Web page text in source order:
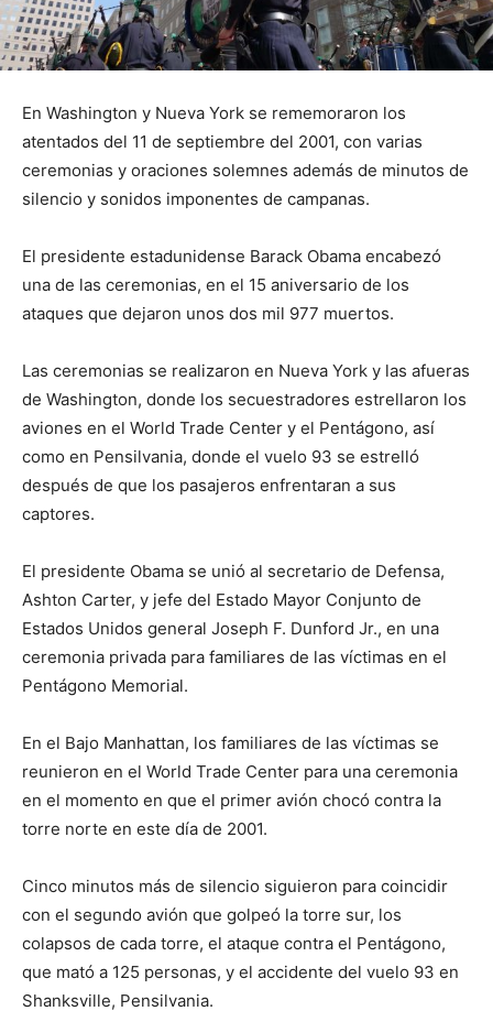
En Washington y Nueva York se rememoraron los
atentados del 11 de septiembre del 2001, con varias
ceremonias y oraciones solemnes además de minutos de
silencio y sonidos imponentes de campanas.
El presidente estadunidense Barack Obama encabezó
una de las ceremonias, en el 15 aniversario de los
ataques que dejaron unos dos mil 977 muertos.
Las ceremonias se realizaron en Nueva York y las afueras
de Washington, donde los secuestradores estrellaron los
aviones en el World Trade Center y el Pentágono, así
como en Pensilvania, donde el vuelo 93 se estrelló
después de que los pasajeros enfrentaran a sus
captores.
El presidente Obama se unió al secretario de Defensa,
Ashton Carter, y jefe del Estado Mayor Conjunto de
Estados Unidos general Joseph F. Dunford Jr., en una
ceremonia privada para familiares de las víctimas en el
Pentágono Memorial.
En el Bajo Manhattan, los familiares de las víctimas se
reunieron en el World Trade Center para una ceremonia
en el momento en que el primer avión chocó contra la
torre norte en este día de 2001.
Cinco minutos más de silencio siguieron para coincidir
con el segundo avión que golpeó la torre sur, los
colapsos de cada torre, el ataque contra el Pentágono,
que mató a 125 personas, y el accidente del vuelo 93 en
Shanksville, Pensilvania.